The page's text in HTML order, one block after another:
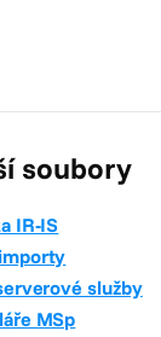
soubory
IR-IS
služby
MSp